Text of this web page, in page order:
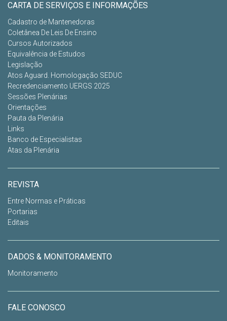
CARTA DE SERVIÇOS E INFORMAÇÕES
Cadastro de Mantenedoras
Coletânea De Leis De Ensino
Cursos Autorizados
Equivalência de Estudos
Legislação
Atos Aguard. Homologação SEDUC
Recredenciamento UERGS 2025
Sessões Plenárias
Orientações
Pauta da Plenária
Links
Banco de Especialistas
Atas da Plenária
REVISTA
Entre Normas e Práticas
Portarias
Editais
DADOS & MONITORAMENTO
Monitoramento
FALE CONOSCO